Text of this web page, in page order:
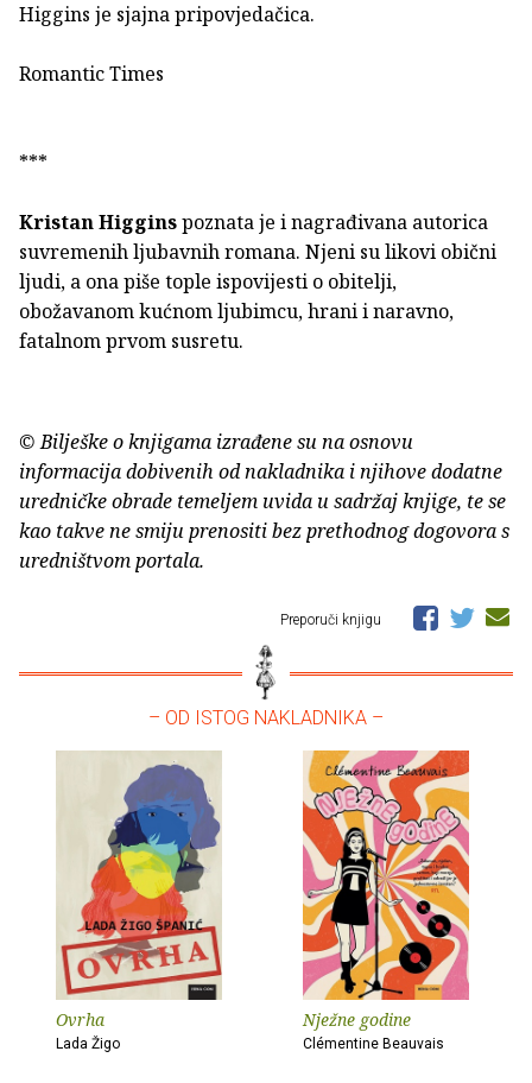
Higgins je sjajna pripovjedačica.
Romantic Times
***
Kristan Higginspoznata je i nagrađivana autorica
suvremenih ljubavnih romana. Njeni su likovi obični
ljudi, a ona piše tople ispovijesti o obitelji,
obožavanom kućnom ljubimcu, hrani i naravno,
fatalnom prvom susretu.
© Bilješke o knjigama izrađene su na osnovu
informacija dobivenih od nakladnika i njihove dodatne
uredničke obrade temeljem uvida u sadržaj knjige, te se
kao takve ne smiju prenositi bez prethodnog dogovora s
uredništvom portala.
Preporuči knjigu
– OD ISTOG NAKLADNIKA –
Ovrha
Lada Žigo
Nježne godine
Clémentine Beauvais